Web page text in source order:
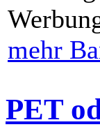
mehr
PET